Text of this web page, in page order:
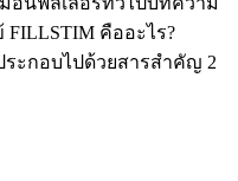
FILLSTIM คืออะไร?
ระกอบไปด้วยสารสำคัญ 2